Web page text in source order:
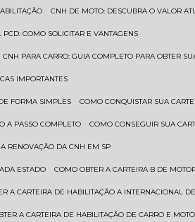
CNH DE MOTO: DESCUBRA O VALOR
PCD: COMO SOLICITAR E VANTAGENS
CNH PARA CARRO: GUIA COMPLETO PARA OBTER
IMPORTANTES
FORMA SIMPLES COMO CONQUISTAR SUA
A PASSO COMPLETO COMO CONSEGUIR SUA
A RENOVAÇÃO DA CNH EM SP
ESTADO COMO OBTER A CARTEIRA B DE
A CARTEIRA DE HABILITAÇÃO A INTERNACIONAL
A CARTEIRA DE HABILITAÇÃO DE CARRO E